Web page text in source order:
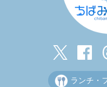
ランチ・